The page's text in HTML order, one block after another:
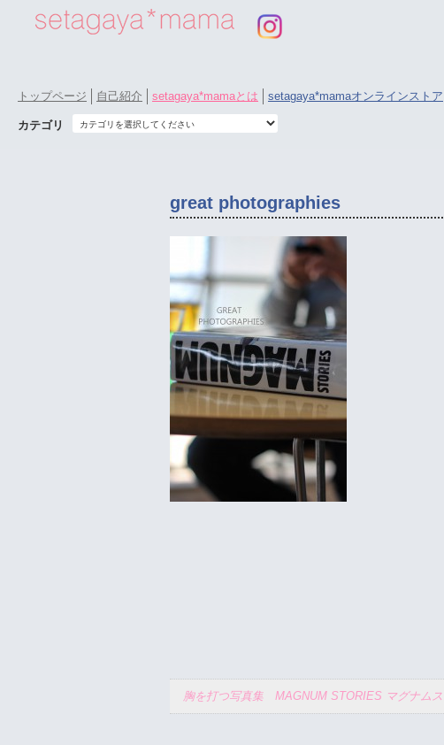
トップページ 自己紹介 setagaya*mamaとは setagaya*mamaオンラインストア
カテゴリ
great photographies
胸を打つ写真集 MAGNUM STORIES マグナム